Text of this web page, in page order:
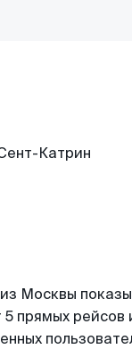
Москвы
прямых рейсов